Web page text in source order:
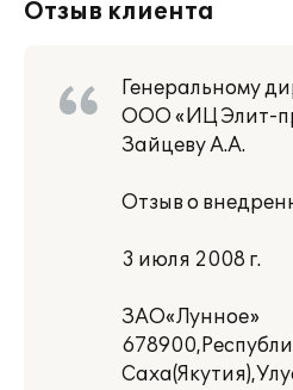
Отзыв клиента
Генеральному
ООО «ИЦ Элит-
Зайцеву А.А.
Отзыв о
3 июля 2008 г.
ЗАО«Лунное»